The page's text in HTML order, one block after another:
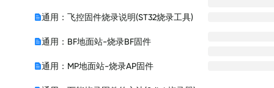
通用：飞控固件烧录说明(ST32烧录工具)
通用：BF地面站-烧录BF固件
通用：MP地面站-烧录AP固件